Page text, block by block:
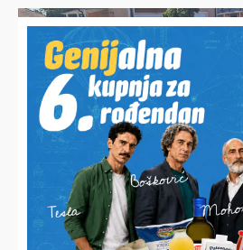
KRIM ISTRAGA SE NASTAVLJA
Poznati detalji prometne u Virju,
liječnička pomoć